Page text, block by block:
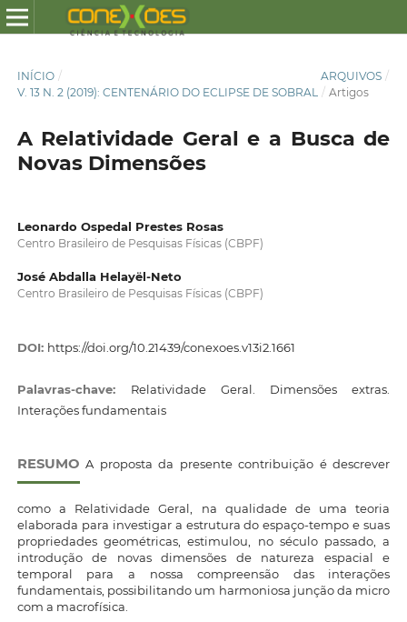
INÍCIO / ARQUIVOS /
V. 13 N. 2 (2019): CENTENÁRIO DO ECLIPSE DE SOBRAL / Artigos
A Relatividade Geral e a Busca de
Novas Dimensões
Leonardo Ospedal Prestes Rosas
Centro Brasileiro de Pesquisas Físicas (CBPF)
José Abdalla Helayël-Neto
Centro Brasileiro de Pesquisas Físicas (CBPF)
DOI: https://doi.org/10.21439/conexoes.v13i2.1661
Palavras-chave: Relatividade Geral. Dimensões extras.
Interações fundamentais
RESUMO A proposta da presente contribuição é descrever
como a Relatividade Geral, na qualidade de uma teoria
elaborada para investigar a estrutura do espaço-tempo e suas
propriedades geométricas, estimulou, no século passado, a
introdução de novas dimensões de natureza espacial e
temporal para a nossa compreensão das interações
fundamentais, possibilitando um harmoniosa junção da micro
com a macrofísica.